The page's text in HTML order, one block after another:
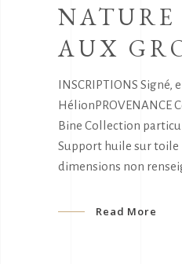
NATURE
AUX
INSCRIPTIONS Signé,
HélionPROVENANCE
Bine Collection
Support huile sur toile
dimensions non
Read More